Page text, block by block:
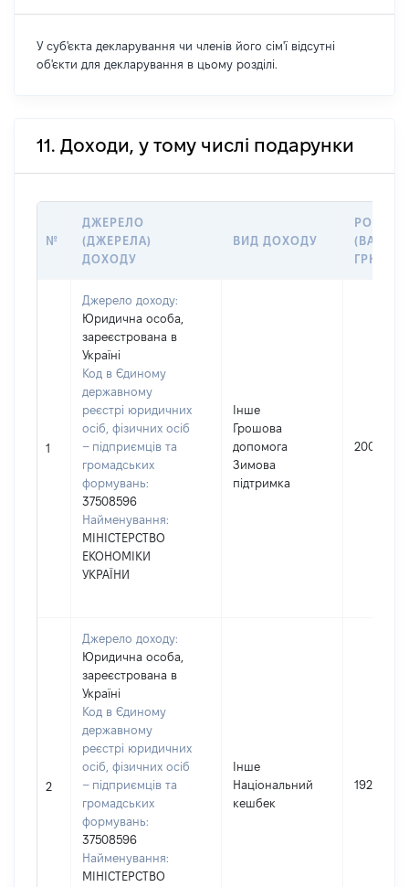
У суб'єкта декларування чи членів його сім'ї відсутні
об'єкти для декларування в цьому розділі.
11. Доходи, у тому числі подарунки
№
ДЖЕРЕЛО
(ДЖЕРЕЛА)
ДОХОДУ
ВИД ДОХОДУ
РОЗМІР
ГРН
1
Джерело доходу:
Юридична особа,
зареєстрована в
Україні
Код в Єдиному
державному
реєстрі юридичних
осіб, фізичних осіб
– підприємців та
громадських
формувань:
37508596
Найменування:
МІНІСТЕРСТВО
ЕКОНОМІКИ
УКРАЇНИ
Інше
Грошова
допомога
Зимова
підтримка
2000
2
Джерело доходу:
Юридична особа,
зареєстрована в
Україні
Код в Єдиному
державному
реєстрі юридичних
осіб, фізичних осіб
– підприємців та
громадських
формувань:
37508596
Найменування:
МІНІСТЕРСТВО
Інше
Національний
кешбек
192